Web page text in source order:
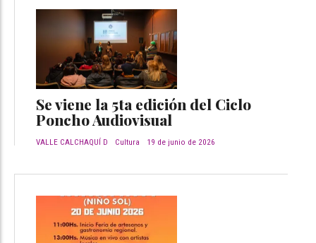
Se viene la 5ta edición del Ciclo
Poncho Audiovisual
VALLE CALCHAQUÍ D Cultura 19 de junio de 2026